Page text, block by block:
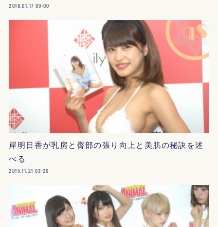
2016.01.17 09:00
岸明日香が乳房と臀部の張り向上と美肌の秘訣を述
べる
2015.11.21 03:20